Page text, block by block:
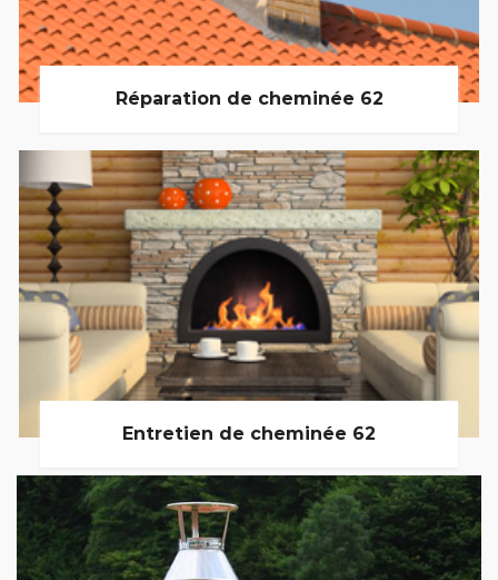
Réparation de cheminée 62
Entretien de cheminée 62